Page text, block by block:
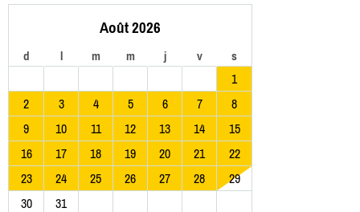
Août 2026
d l m m j v s
1
2
3 4 5 6 7
8
9
10 11 12 13 14
15
16
17 18 19 20 21
22
23
24 25 26 27 28
29
30
31